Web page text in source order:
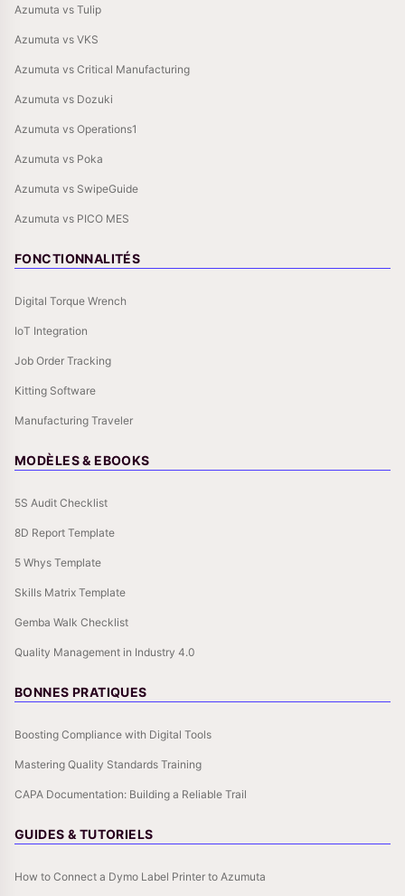
Azumuta vs Tulip
Azumuta vs VKS
Azumuta vs Critical Manufacturing
Azumuta vs Dozuki
Azumuta vs Operations1
Azumuta vs Poka
Azumuta vs SwipeGuide
Azumuta vs PICO MES
FONCTIONNALITÉS
Digital Torque Wrench
IoT Integration
Job Order Tracking
Kitting Software
Manufacturing Traveler
MODÈLES & EBOOKS
5S Audit Checklist
8D Report Template
5 Whys Template
Skills Matrix Template
Gemba Walk Checklist
Quality Management in Industry 4.0
BONNES PRATIQUES
Boosting Compliance with Digital Tools
Mastering Quality Standards Training
CAPA Documentation: Building a Reliable Trail
GUIDES & TUTORIELS
How to Connect a Dymo Label Printer to Azumuta